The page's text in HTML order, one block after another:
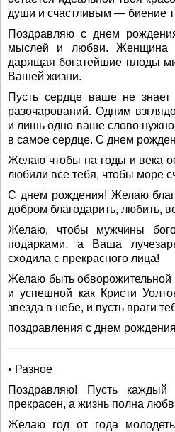
души и счастливым — биение
Поздравляю с днем
мыслей и любви. Женщина
дарящая богатейшие плоды
Вашей жизни.
Пусть сердце ваше не
разочарований. Одним
и лишь одно ваше слово нужно
в самое сердце. С днем
Желаю чтобы на годы и века
любили все тебя, чтобы море
С днем рождения! Желаю
добром благодарить, любить,
Желаю, чтобы мужчины
подарками, а Ваша
сходила с прекрасного лица!
Желаю быть обворожительной
и успешной как Кристи
звезда в небе, и пусть враги
поздравления с днем
• Разное
Поздравляю! Пусть
прекрасен, а жизнь полна
Желаю год от года